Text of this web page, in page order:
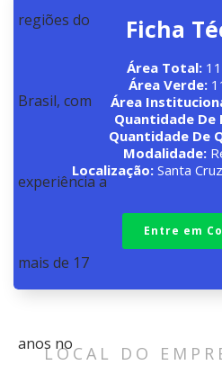
Ficha
Área Total:
Área Verde:
Área
Quantidade De
Quantidade De
Modalidade:
Localização: Santa
Entre em
LOCAL DO